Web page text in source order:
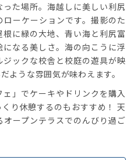
た場所。海越しに美しい利尻
ーケーションです。撮影のた
に緑の大地、青い海と利尻富
なる美しさ。海の向こうに浮
ックな校舎と校庭の遊具が映
ような雰囲気が味わえます。
」でケーキやドリンクを購入
り休憩するのもおすすめ！ 天
ープンテラスでのんびり過ご